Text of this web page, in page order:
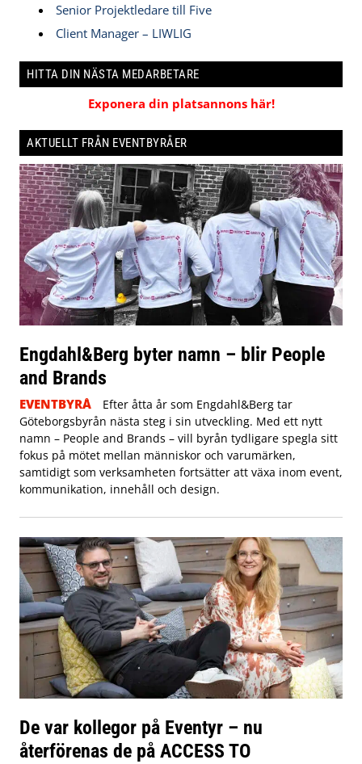
Senior Projektledare till Five
Client Manager – LIWLIG
HITTA DIN NÄSTA MEDARBETARE
Exponera din platsannons här!
AKTUELLT FRÅN EVENTBYRÅER
Engdahl&Berg byter namn – blir People
and Brands
EVENTBYRÅ
Efter åtta år som Engdahl&Berg tar
Göteborgsbyrån nästa steg i sin utveckling. Med ett nytt
namn – People and Brands – vill byrån tydligare spegla sitt
fokus på mötet mellan människor och varumärken,
samtidigt som verksamheten fortsätter att växa inom event,
kommunikation, innehåll och design.
De var kollegor på Eventyr – nu
återförenas de på ACCESS TO